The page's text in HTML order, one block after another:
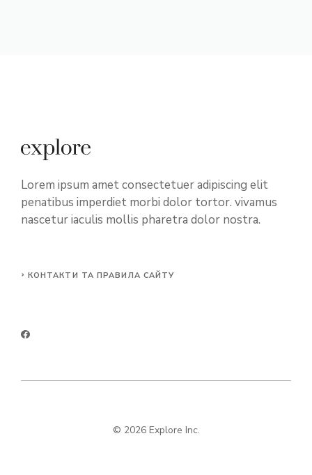
Lorem ipsum amet consectetuer adipiscing elit
penatibus imperdiet morbi dolor tortor. vivamus
nascetur iaculis mollis pharetra dolor nostra.
КОНТАКТИ ТА ПРАВИЛА САЙТУ
© 2026 Explore Inc.